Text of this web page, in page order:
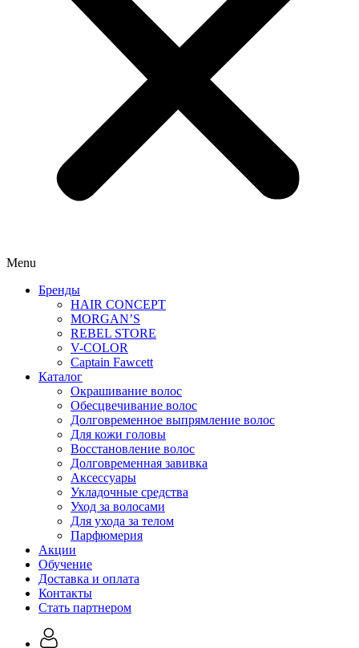
Menu
Бренды
HAIR CONCEPT
MORGAN’S
REBEL STORE
V-COLOR
Captain Fawcett
Каталог
Окрашивание волос
Обесцвечивание волос
Долговременное выпрямление волос
Для кожи головы
Восстановление волос
Долговременная завивка
Аксессуары
Укладочные средства
Уход за волосами
Для ухода за телом
Парфюмерия
Акции
Обучение
Доставка и оплата
Контакты
Стать партнером